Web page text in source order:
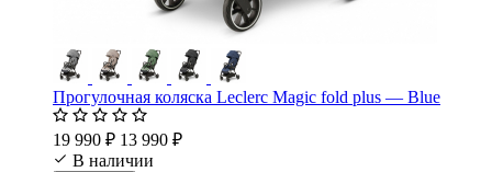
Прогулочная коляска Leclerc Magic fold plus — Blue
19 990 ₽ 13 990 ₽
В наличии